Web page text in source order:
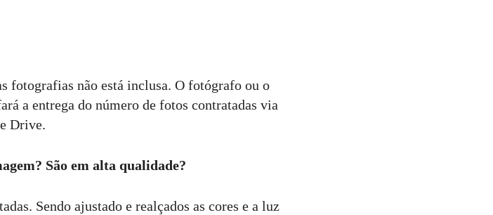
fotografias não está inclusa. O fotógrafo ou o
a entrega do número de fotos contratadas via
Drive.
São em alta qualidade?
Sendo ajustado e realçados as cores e a luz